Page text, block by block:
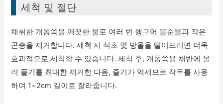
세척 및 절단
채취한 개똥쑥을 깨끗한 물로 여러 번 헹구어 불순물과 작은
곤충을 제거합니다. 세척 시 식초 몇 방울을 떨어뜨리면 더욱
효과적으로 세척할 수 있습니다. 세척 후, 개똥쑥을 채반에 올
려 물기를 최대한 제거한 다음, 줄기가 억세므로 작두를 사용
하여 1~2cm 길이로 잘라줍니다.